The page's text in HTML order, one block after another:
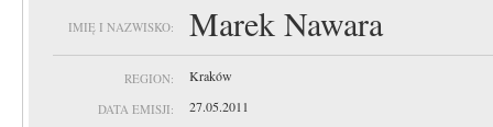
IMIĘ I NAZWISKO: Marek Nawara
REGION: Kraków
DATA EMISJI: 27.05.2011